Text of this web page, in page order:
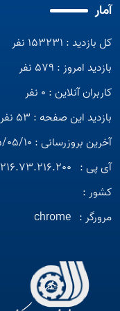
آمار
کل بازدید : 153231 نفر
بازدید امروز : 579 نفر
کاربران آنلاین : 0 نفر
بازدید این صفحه : 53 نفر
آخرین بروزرسانی : 1405/05/10 13:12
آی پی : 216.73.216.200
کشور :
مرورگر : chrome